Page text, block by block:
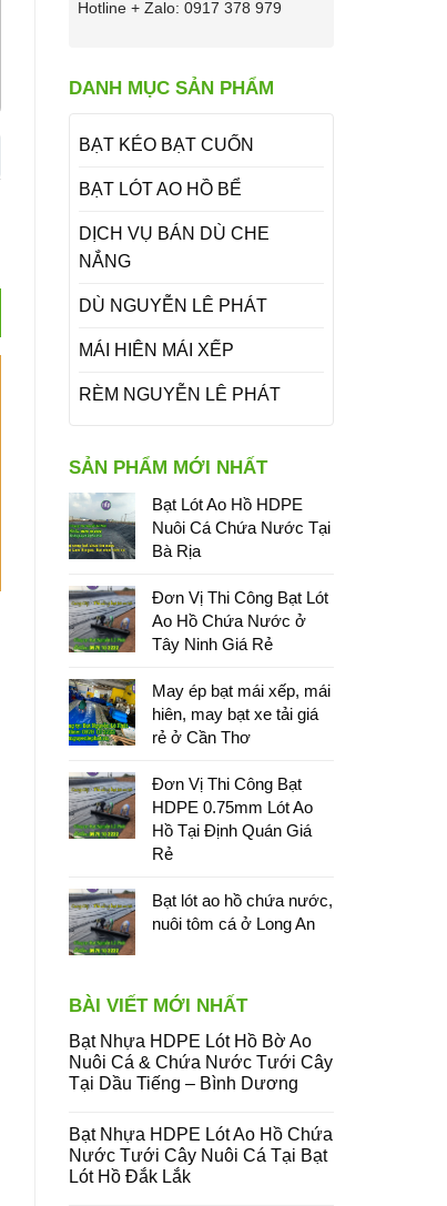
Hotline + Zalo: 0917 378 979
DANH MỤC SẢN PHẨM
BẠT KÉO BẠT CUỐN
BẠT LÓT AO HỒ BỂ
DỊCH VỤ BÁN DÙ CHE
NẮNG
DÙ NGUYỄN LÊ PHÁT
MÁI HIÊN MÁI XẾP
RÈM NGUYỄN LÊ PHÁT
SẢN PHẨM MỚI NHẤT
Bạt Lót Ao Hồ HDPE
Nuôi Cá Chứa Nước Tại
Bà Rịa
Đơn Vị Thi Công Bạt Lót
Ao Hồ Chứa Nước ở
Tây Ninh Giá Rẻ
May ép bạt mái xếp, mái
hiên, may bạt xe tải giá
rẻ ở Cần Thơ
Đơn Vị Thi Công Bạt
HDPE 0.75mm Lót Ao
Hồ Tại Định Quán Giá
Rẻ
Bạt lót ao hồ chứa nước,
nuôi tôm cá ở Long An
BÀI VIẾT MỚI NHẤT
Bạt Nhựa HDPE Lót Hồ Bờ Ao
Nuôi Cá & Chứa Nước Tưới Cây
Tại Dầu Tiếng – Bình Dương
Bạt Nhựa HDPE Lót Ao Hồ Chứa
Nước Tưới Cây Nuôi Cá Tại Bạt
Lót Hồ Đắk Lắk